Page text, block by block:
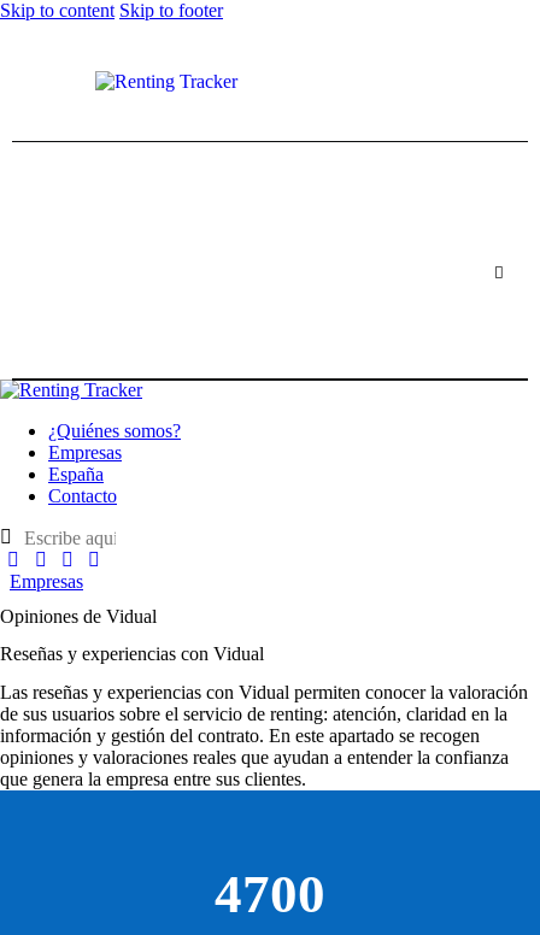
Skip to content Skip to footer
¿Quiénes somos?
Empresas
España
Contacto
Empresas
Opiniones de Vidual
Reseñas y experiencias con Vidual
Las reseñas y experiencias con Vidual permiten conocer la valoración
de sus usuarios sobre el servicio de renting: atención, claridad en la
información y gestión del contrato. En este apartado se recogen
opiniones y valoraciones reales que ayudan a entender la confianza
que genera la empresa entre sus clientes.
4700